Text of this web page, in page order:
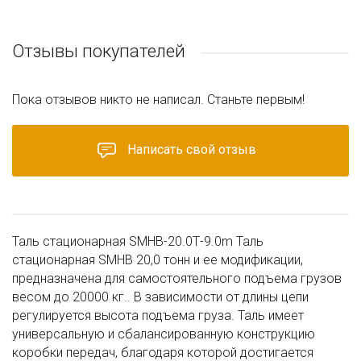
Отзывы покупателей
Написать свой отзыв
Пока отзывов никто не написал. Станьте первым!
Таль стационарная SMHB-20.0Т-9.0m Таль
стационарная SMHB 20,0 тонн и ее модификации,
предназначена для самостоятельного подъема грузов
весом до 20000 кг.. В зависимости от длины цепи
регулируется высота подъема груза. Таль имеет
универсальную и сбалансированную конструкцию
коробки передач, благодаря которой достигается